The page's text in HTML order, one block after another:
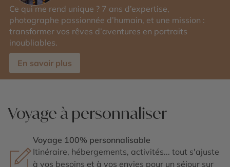
Ce qui me rend unique ? 7 ans d’expertise,
photographe passionnée d’humain, et une mission :
transformer vos rêves d’aventures en portraits
inoubliables.
En savoir plus
Voyage à personnaliser
Voyage 100% personnalisable
Itinéraire, hébergements, activités... tout s'ajuste
à vos besoins et à vos envies pour un séjour sur